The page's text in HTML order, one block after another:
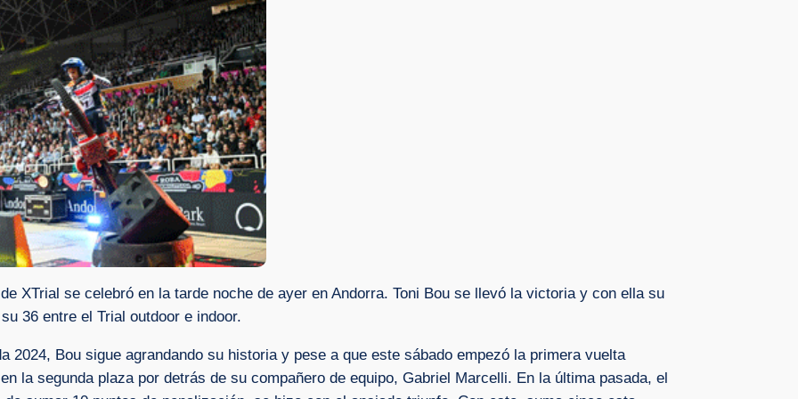
XTrial se celebró en la tarde noche de ayer en Andorra. Toni Bou se llevó la victoria y con ella su
36 entre el Trial outdoor e indoor.
2024, Bou sigue agrandando su historia y pese a que este sábado empezó la primera vuelta
la segunda plaza por detrás de su compañero de equipo, Gabriel Marcelli. En la última pasada, el